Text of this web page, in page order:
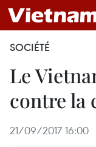
SOCIÉTÉ
Le
contre la
21/09/2017 16:00